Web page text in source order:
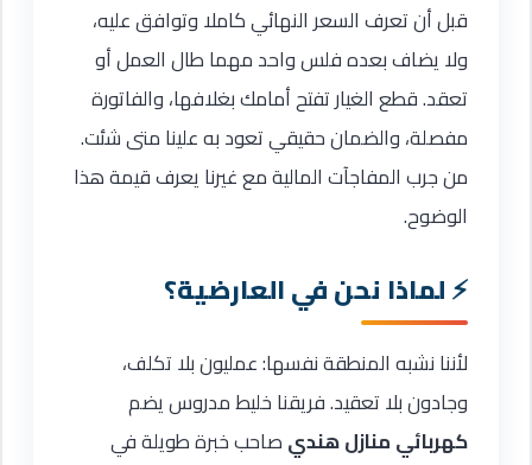
قبل أن تعرف السعر النهائي كاملا وتوافق عليه،
ولا يضاف بعده فلس واحد مهما طال العمل أو
تعقد. قطع الغيار تفتح أمامك بغلافها، والفاتورة
مفصلة، والضمان حقيقي تعود به علينا متى شئت.
من جرب المفاجآت المالية مع غيرنا يعرف قيمة هذا
الوضوح.
لماذا نحن في العارضية؟
لأننا نشبه المنطقة نفسها: عمليون بلا تكلف،
وجادون بلا تعقيد. فريقنا خليط مدروس يضم
كهربائي منازل هندي صاحب خبرة طويلة في